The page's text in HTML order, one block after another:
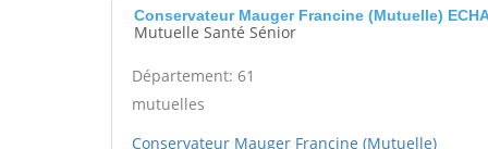
Conservateur Mauger Francine (Mutuelle)
Mutuelle Santé Sénior
Département: 61
mutuelles
Conservateur Mauger Francine (Mutuelle)